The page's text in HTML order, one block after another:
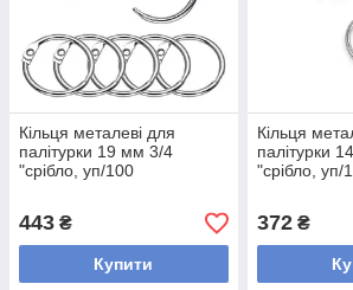
Кільця металеві для
палітурки 19 мм 3/4
"срібло, уп/100
443 ₴
Купити
Кільця
палітурки
"срібло, уп/
372₴